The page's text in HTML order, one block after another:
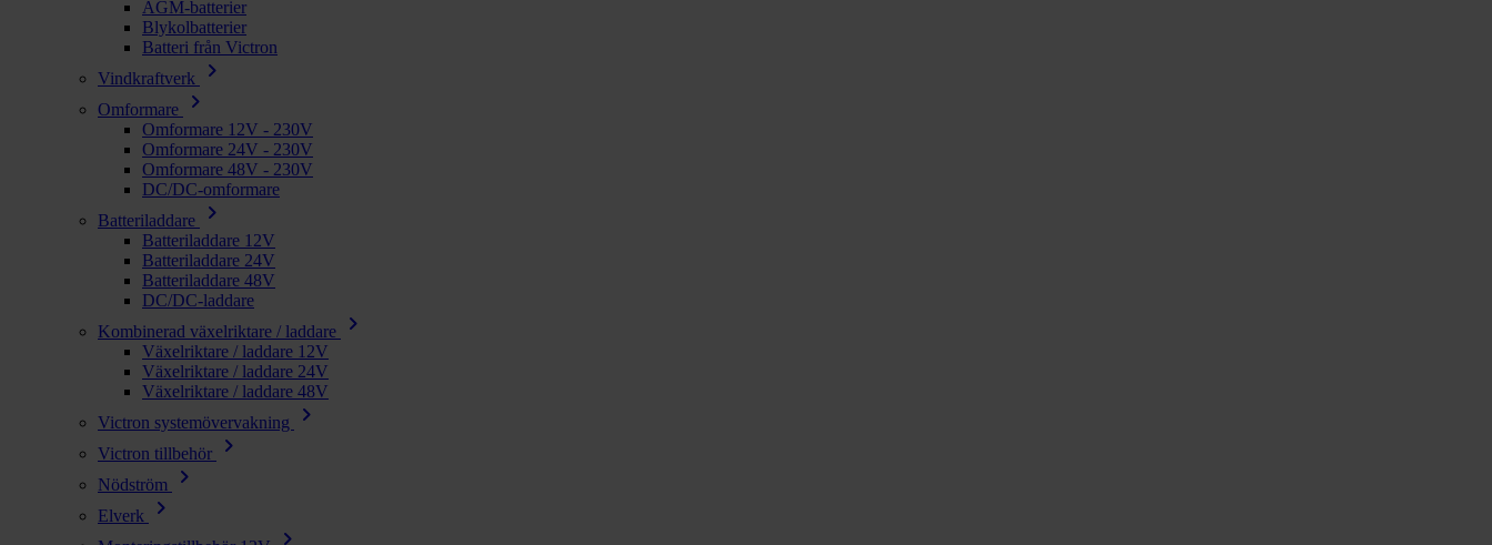
AGM-batterier
Blykolbatterier
Batteri från Victron
Vindkraftverk
chevron_right
Omformare chevron_right
Omformare 12V - 230V
Omformare 24V - 230V
Omformare 48V - 230V
DC/DC-omformare
Batteriladdare
chevron_right
Batteriladdare 12V
Batteriladdare 24V
Batteriladdare 48V
DC/DC-laddare
Kombinerad växelriktare / laddare
chevron_right
Växelriktare / laddare 12V
Växelriktare / laddare 24V
Växelriktare / laddare 48V
Victron systemövervakning
chevron_right
Victron tillbehör chevron_right
Nödström chevron_right
Elverk chevron_right